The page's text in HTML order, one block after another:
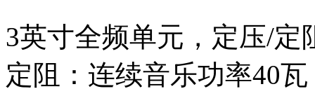
3英寸全频单元，定压/定
定阻：连续音乐功率40